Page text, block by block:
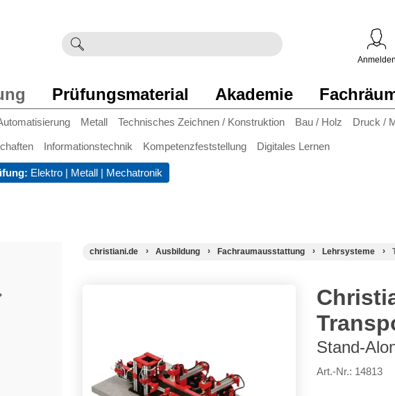
eingeben
Metall Technisches Zeichnen / Konstruktion Bau / Holz Druck /
Informationstechnik Kompetenzfeststellung Digitales Lernen
Prüfungsmaterial Akademie
Elektro | Metall | Mechatronik
Anmelden
christiani.de Ausbildung Fachraumausstattung Lehrsysteme
Stand-
Art.-Nr.: 14813